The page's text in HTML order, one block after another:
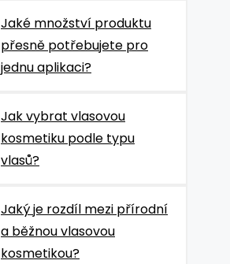
Jaké množství produktu
přesně potřebujete pro
jednu aplikaci?
Jak vybrat vlasovou
kosmetiku podle typu
vlasů?
Jaký je rozdíl mezi přírodní
a běžnou vlasovou
kosmetikou?